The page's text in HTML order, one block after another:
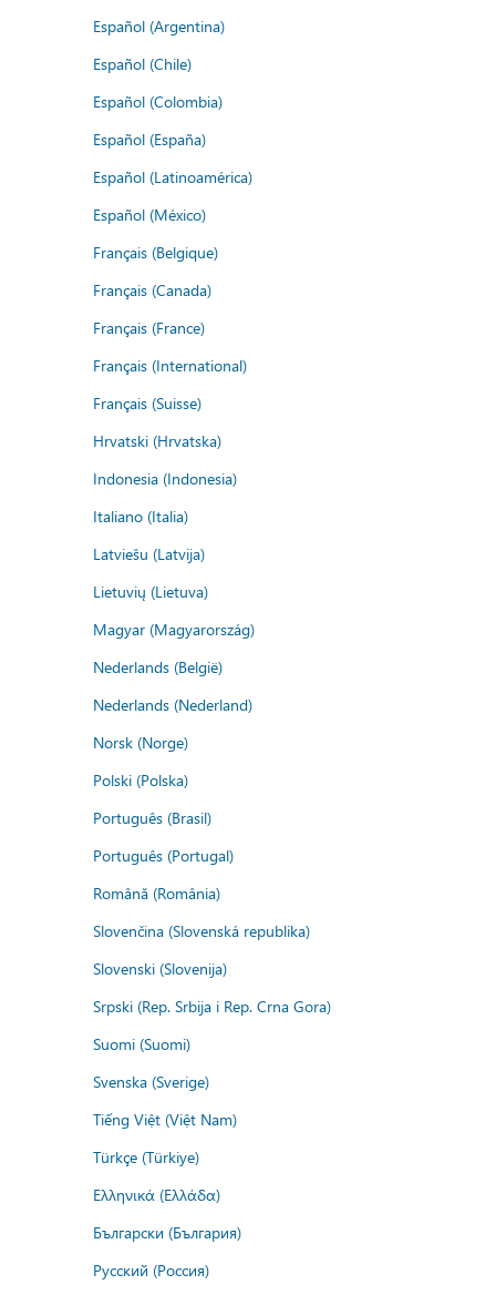
Español (Argentina)
Español (Chile)
Español (Colombia)
Español (España)
Español (Latinoamérica)
Español (México)
Français (Belgique)
Français (Canada)
Français (France)
Français (International)
Français (Suisse)
Hrvatski (Hrvatska)
Indonesia (Indonesia)
Italiano (Italia)
Latviešu (Latvija)
Lietuvių (Lietuva)
Magyar (Magyarország)
Nederlands (België)
Nederlands (Nederland)
Norsk (Norge)
Polski (Polska)
Português (Brasil)
Português (Portugal)
Română (România)
Slovenčina (Slovenská republika)
Slovenski (Slovenija)
Srpski (Rep. Srbija i Rep. Crna Gora)
Suomi (Suomi)
Svenska (Sverige)
Tiếng Việt (Việt Nam)
Türkçe (Türkiye)
Ελληνικά (Ελλάδα)
Български (България)
Русский (Россия)